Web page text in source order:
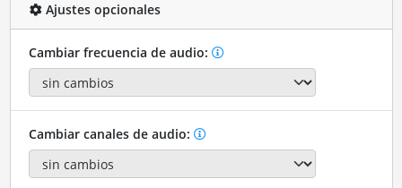
Ajustes opcionales
Cambiar frecuencia de audio:
Cambiar canales de audio: